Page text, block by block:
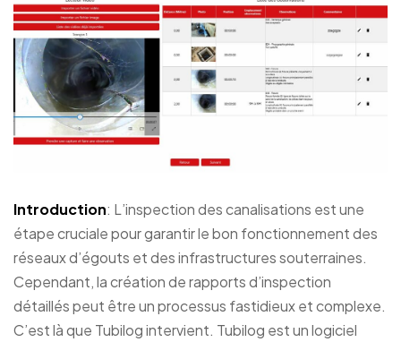
Introduction: L’inspection des canalisations est une
étape cruciale pour garantir le bon fonctionnement des
réseaux d’égouts et des infrastructures souterraines.
Cependant, la création de rapports d’inspection
détaillés peut être un processus fastidieux et complexe.
C’est là que Tubilog intervient. Tubilog est un logiciel